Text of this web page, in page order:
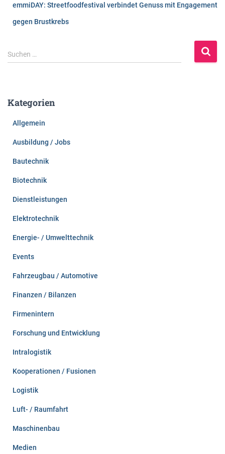
emmiDAY: Streetfoodfestival verbindet Genuss mit Engagement
gegen Brustkrebs
S
u
n
Suchen …
Kategorien
Allgemein
Ausbildung / Jobs
Bautechnik
Biotechnik
Dienstleistungen
Elektrotechnik
Energie- / Umwelttechnik
Events
Fahrzeugbau / Automotive
Finanzen / Bilanzen
Firmenintern
Forschung und Entwicklung
Intralogistik
Kooperationen / Fusionen
Logistik
Luft- / Raumfahrt
Maschinenbau
Medien